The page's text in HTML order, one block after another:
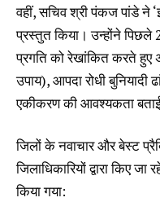
वहीं, सचिव श्री पंकज पांडे ने
प्रस्तुत किया। उन्होंने पिछले
प्रगति को रेखांकित करते
उपाय), आपदा रोधी
एकीकरण की आवश्यकता
जिलों के नवाचार और बेस्ट
जिलाधिकारियों द्वारा किए
किया गया: